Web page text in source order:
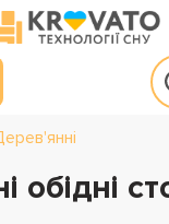
обідні